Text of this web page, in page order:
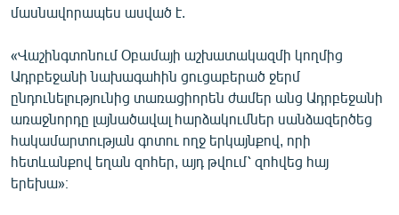
ԲԱՆԱՎԵՃ
ՁԳՏԵԼՈՎ ԼԱՎԱԳՈՒՅՆԻՆ
ՓՈԴՔԱՍԹ
Հայերեն
English
Русский
մասնավորապես ասված է.
«Վաշինգտոնում Օբամայի աշխատակազմի կողմից
Ադրբեջանի նախագահին ցուցաբերած ջերմ
ընդունելությունից տառացիորեն ժամեր անց Ադրբեջանի
առաջնորդը լայնածավալ հարձակումներ սանձազերծեց
հակամարտության գոտու ողջ երկայնքով, որի
հետևանքով եղան զոհեր, այդ թվում՝ զոհվեց հայ
երեխա»։